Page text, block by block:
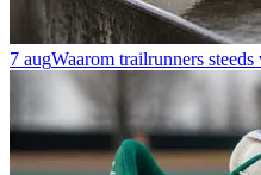
7 augWaarom trailrunners